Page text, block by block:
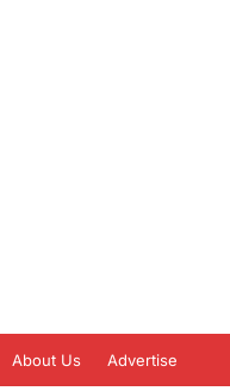
About Us Advertise